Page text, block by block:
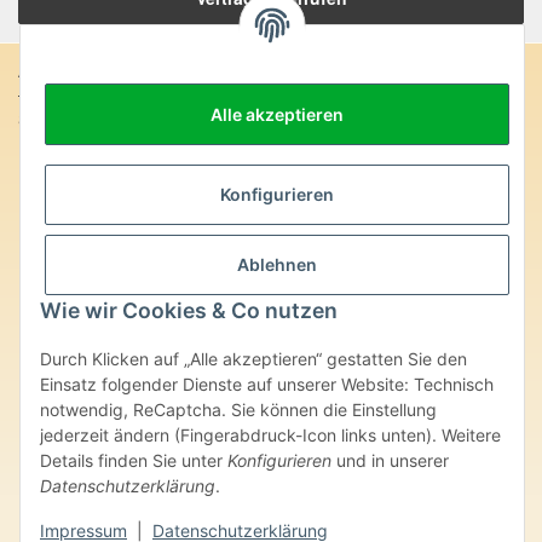
Alle akzeptieren
Konfigurieren
Ablehnen
Wie wir Cookies & Co nutzen
Durch Klicken auf „Alle akzeptieren“ gestatten Sie den
Einsatz folgender Dienste auf unserer Website: Technisch
notwendig, ReCaptcha. Sie können die Einstellung
jederzeit ändern (Fingerabdruck-Icon links unten). Weitere
Details finden Sie unter Konfigurieren und in unserer
Datenschutzerklärung.
Impressum Datenschutzerklärung
Anschrift:
SteinZeitOase
Frau Karin Philippin
Uhlandstr. 7
Heilversprechen:
Edelsteine und Mineralien werden im esoterischen Bereich
besondere Kräfte und Eigenschaften zugeordnet. Wir weisen
ausdrücklich darauf hin, dass alle gemachten Aussagen bzgl.
Produkte im Internet, Prospekten oder dem Vertragspartner
überlassenen Unterlagen bisher weder medizinisch anerkannt oder
wissenschaftlich nachweisbar sind. Die gemachten Angaben
beruhen ausschließlich auf Überlieferungen und langjähriger
Erfahrung. Unsere Produkte ersetzen nie den Besuch beim Arzt
oder Heilpraktiker und sind auch kein Medikamentenersatz. Auch
stellen unsere Angaben im ärztlichen Sinne keine Diagnose- oder
Therapieform dar.